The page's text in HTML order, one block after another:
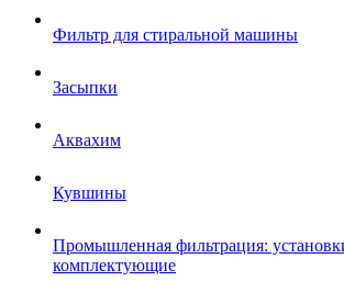
Фильтр для стиральной машины
Засыпки
Аквахим
Кувшины
Промышленная фильтрация:
комплектующие